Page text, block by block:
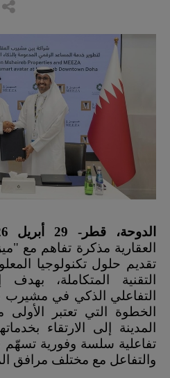
الدوحة، قطر- 29 أبريل 2026:
العقارية مذكرة تفاهم مع
تقديم حلول تكنولوجيا
التقنية المتكاملة،
التفاعلي الذكي في
الخطوة التي تعتبر
المدينة إلى الارتقاء
تفاعلية سلسة وفورية
والتفاعل مع مختلف مرافق